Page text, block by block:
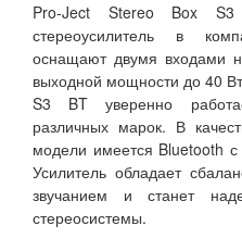
Pro-Ject Stereo Box
стереоусилитель в
оснащают двумя входами
выходной мощности до 40
S3 BT уверенно
различных марок. В
модели имеется Bluetooth
Усилитель обладает
звучанием и станет
стереосистемы.